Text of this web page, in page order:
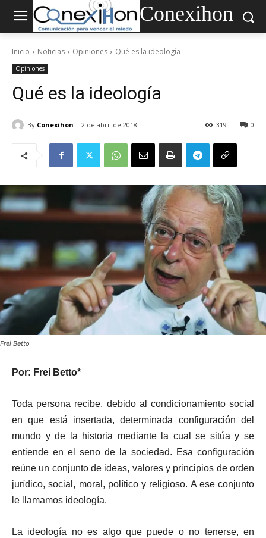
Conexihon
Inicio Noticias Opiniones Qué es la ideología
Opiniones
Qué es la ideología
By Conexihon 2 de abril de 2018 0
319
Frei Betto
Por: Frei Betto*
Toda persona recibe, debido al condicionamiento social
en que está insertada, determinada configuración del
mundo y de la historia mediante la cual se sitúa y se
entiende en el seno de la sociedad. Esa configuración
reúne un conjunto de ideas, valores y principios de orden
jurídico, social, moral, político y religioso. A ese conjunto
le llamamos ideología.
La ideología no es algo que puede o no tenerse, en